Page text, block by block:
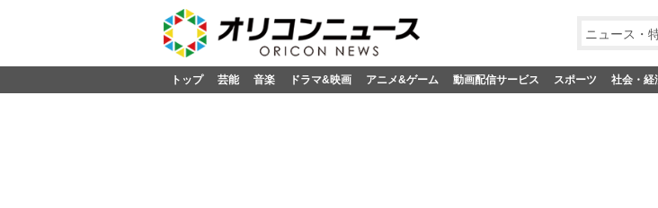
ニュース・
トップ 芸能 音楽 ドラマ&映画 アニメ&ゲーム 動画配信サービス スポーツ 社会・経